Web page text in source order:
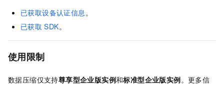
已获取设备认证信息。
已获取 SDK。
使用限制
数据压缩仅支持尊享型企业版实例和标准型企业版实例。更多信